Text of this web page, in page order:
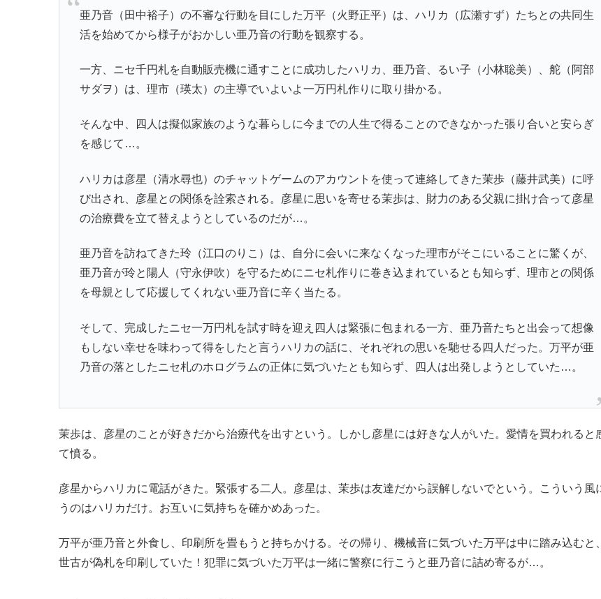
亜乃音（田中裕子）の不審な行動を目にした万平（火野正平）は、ハリカ（広瀬すず）たちとの共同生
活を始めてから様子がおかしい亜乃音の行動を観察する。
一方、ニセ千円札を自動販売機に通すことに成功したハリカ、亜乃音、るい子（小林聡美）、舵（阿部
サダヲ）は、理市（瑛太）の主導でいよいよ一万円札作りに取り掛かる。
そんな中、四人は擬似家族のような暮らしに今までの人生で得ることのできなかった張り合いと安らぎ
を感じて…。
ハリカは彦星（清水尋也）のチャットゲームのアカウントを使って連絡してきた茉歩（藤井武美）に呼
び出され、彦星との関係を詮索される。彦星に思いを寄せる茉歩は、財力のある父親に掛け合って彦星
の治療費を立て替えようとしているのだが…。
亜乃音を訪ねてきた玲（江口のりこ）は、自分に会いに来なくなった理市がそこにいることに驚くが、
亜乃音が玲と陽人（守永伊吹）を守るためにニセ札作りに巻き込まれているとも知らず、理市との関係
を母親として応援してくれない亜乃音に辛く当たる。
そして、完成したニセ一万円札を試す時を迎え四人は緊張に包まれる一方、亜乃音たちと出会って想像
もしない幸せを味わって得をしたと言うハリカの話に、それぞれの思いを馳せる四人だった。万平が亜
乃音の落としたニセ札のホログラムの正体に気づいたとも知らず、四人は出発しようとしていた…。
茉歩は、彦星のことが好きだから治療代を出すという。しかし彦星には好きな人がいた。愛情を買われると
て憤る。
彦星からハリカに電話がきた。緊張する二人。彦星は、茉歩は友達だから誤解しないでという。こういう風
うのはハリカだけ。お互いに気持ちを確かめあった。
万平が亜乃音と外食し、印刷所を畳もうと持ちかける。その帰り、機械音に気づいた万平は中に踏み込むと
世古が偽札を印刷していた！犯罪に気づいた万平は一緒に警察に行こうと亜乃音に詰め寄るが…。